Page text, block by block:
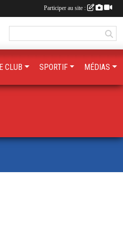
CLUB SPORTIF MÉDIAS
Participer au site :